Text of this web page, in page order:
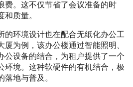
费。这不仅节省了会议准备的时
和质量。
的环境设计也在配合无纸化办公工
为例，该办公楼通过智能照明、
公设备的结合，为租户提供了一个
环境。这种软硬件的有机结合，极
落地与普及。